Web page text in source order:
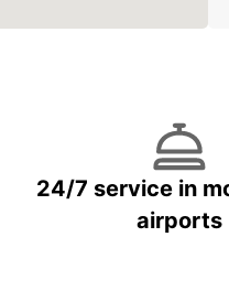
24/7 service in
airports